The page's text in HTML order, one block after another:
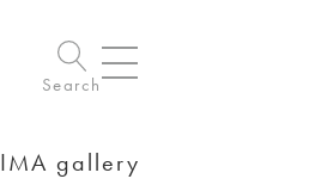
Search
IMA gallery